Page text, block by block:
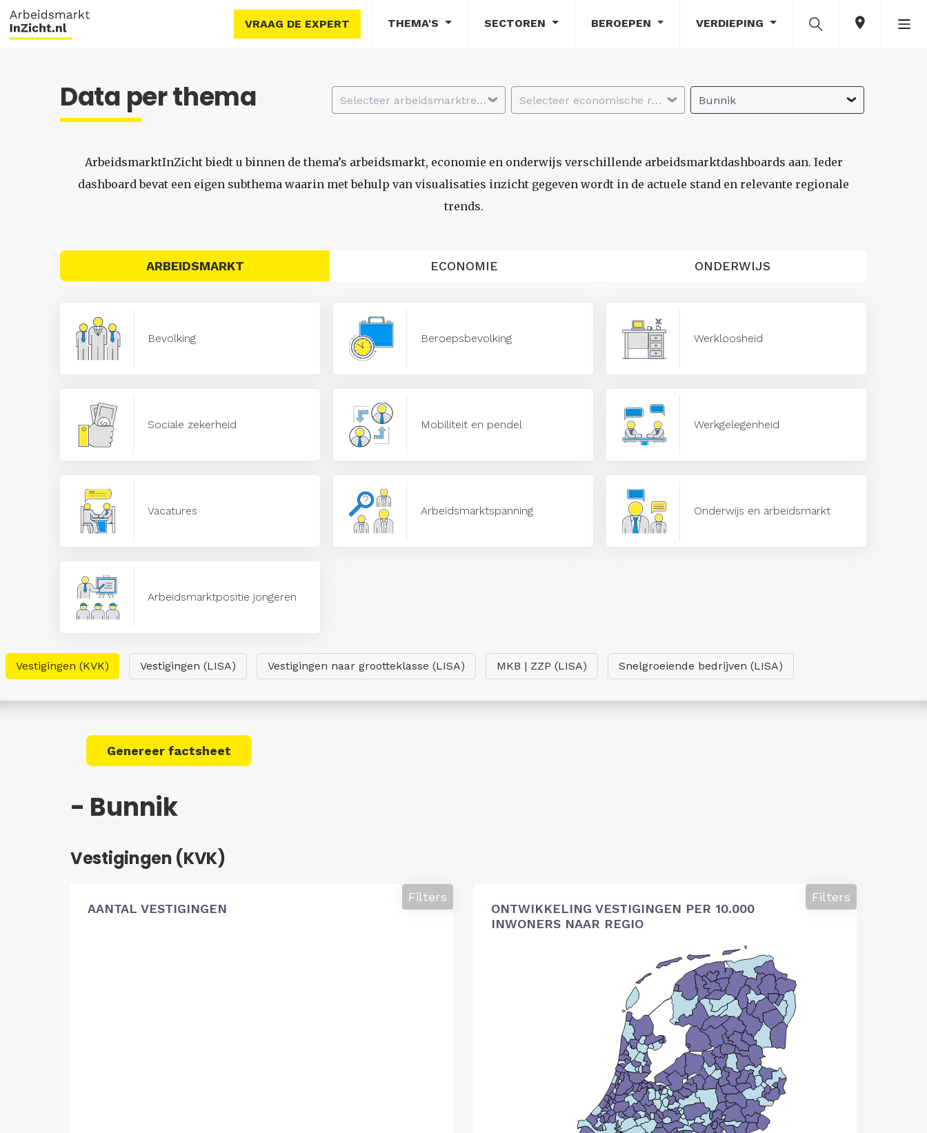
VRAAG DE EXPERT THEMA'S SECTOREN BEROEPEN VERDIEPING
Data per thema Selecteer arbeidsmarktregio Selecteer economische regio Bunnik
ArbeidsmarktInZicht biedt u binnen de thema’s arbeidsmarkt, economie en onderwijs verschillende arbeidsmarktdashboards aan. Ieder
dashboard bevat een eigen subthema waarin met behulp van visualisaties inzicht gegeven wordt in de actuele stand en relevante regionale
trends.
ARBEIDSMARKT ECONOMIE ONDERWIJS
Bevolking Beroepsbevolking Werkloosheid
Sociale zekerheid Mobiliteit en pendel Werkgelegenheid
Vacatures Arbeidsmarktspanning Onderwijs en arbeidsmarkt
Arbeidsmarktpositie jongeren
Vestigingen (KVK) Vestigingen (LISA) Vestigingen naar grootteklasse (LISA) MKB | ZZP (LISA) Snelgroeiende bedrijven (LISA)
Genereer factsheet
- Bunnik
Vestigingen (KVK)
AANTAL VESTIGINGEN
Filters
ONTWIKKELING VESTIGINGEN PER 10.000
INWONERS NAAR REGIO
Filters